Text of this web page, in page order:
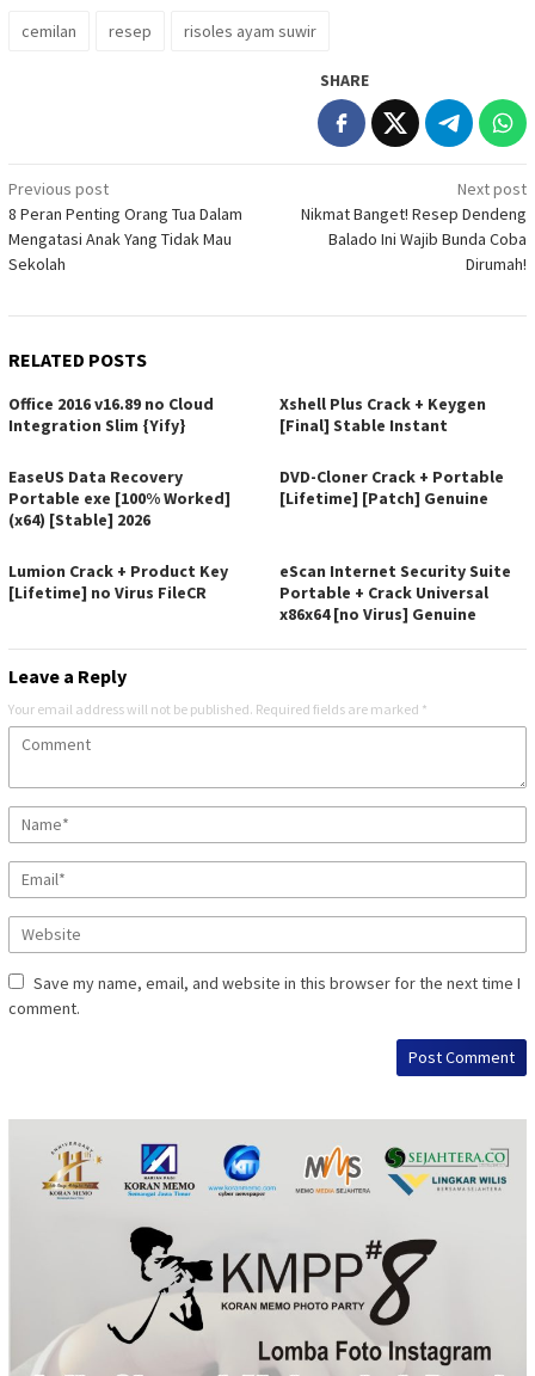
cemilan resep risoles ayam suwir
SHARE
Post
navigation
Previous post
8 Peran Penting Orang Tua Dalam
Mengatasi Anak Yang Tidak Mau
Sekolah
Next post
Nikmat Banget! Resep Dendeng
Balado Ini Wajib Bunda Coba
Dirumah!
RELATED POSTS
Office 2016 v16.89 no Cloud
Integration Slim {Yify}
Xshell Plus Crack + Keygen
[Final] Stable Instant
EaseUS Data Recovery
Portable exe [100% Worked]
(x64) [Stable] 2026
DVD-Cloner Crack + Portable
[Lifetime] [Patch] Genuine
Lumion Crack + Product Key
[Lifetime] no Virus FileCR
eScan Internet Security Suite
Portable + Crack Universal
x86x64 [no Virus] Genuine
Leave a Reply
Your email address will not be published. Required fields are marked *
Save my name, email, and website in this browser for the next time I
comment.